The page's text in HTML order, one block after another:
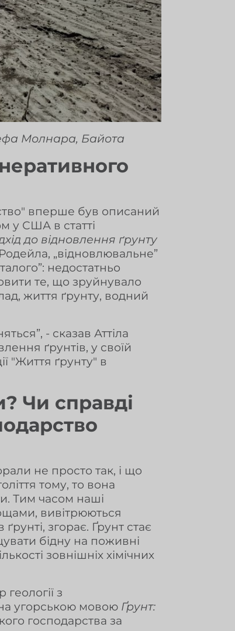
Молнара, Байота
вперше був описаний
у США в статті
до відновлення ґрунту
„відновлювальне”
недостатньо
те, що зруйнувало
життя ґрунту, водний
- сказав Аттіла
ґрунтів, у своїй
"Життя ґрунту" в
Чи справді
не просто так, і що
тому, то вона
Тим часом наші
вивітрюються
згорає. Ґрунт стає
бідну на поживні
зовнішніх хімічних
з
угорською мовою Ґрунт:
господарства за